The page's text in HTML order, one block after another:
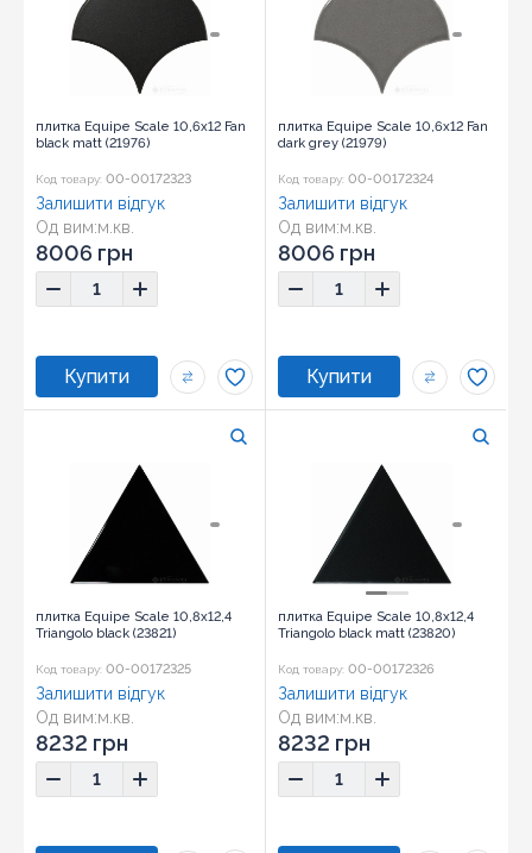
плитка Equipe Scale 10,6x12 Fan
black matt (21976)
Код товару: 00-00172323
Од вим:м.кв.
Розмір: 10,6x12
Залишити відгук
8006 грн
плитка Equipe Scale 10,6x12 Fan
dark grey (21979)
Код товару: 00-00172324
Од вим:м.кв.
Розмір: 10,6x12
Залишити відгук
8006 грн
плитка Equipe Scale 10,8x12,4
Triangolo black (23821)
Код товару: 00-00172325
Од вим:м.кв.
Розмір: 10,8x12,4
Залишити відгук
8232 грн
плитка Equipe Scale 10,8x12,4
Triangolo black matt (23820)
Код товару: 00-00172326
Од вим:м.кв.
Розмір: 10,8x12,4
Залишити відгук
8232 грн